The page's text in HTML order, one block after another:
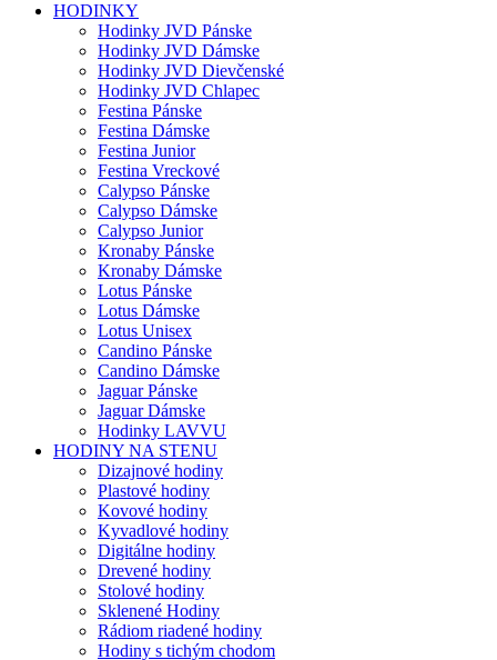
HODINKY
Hodinky JVD Pánske
Hodinky JVD Dámske
Hodinky JVD Dievčenské
Hodinky JVD Chlapec
Festina Pánske
Festina Dámske
Festina Junior
Festina Vreckové
Calypso Pánske
Calypso Dámske
Calypso Junior
Kronaby Pánske
Kronaby Dámske
Lotus Pánske
Lotus Dámske
Lotus Unisex
Candino Pánske
Candino Dámske
Jaguar Pánske
Jaguar Dámske
Hodinky LAVVU
HODINY NA STENU
Dizajnové hodiny
Plastové hodiny
Kovové hodiny
Kyvadlové hodiny
Digitálne hodiny
Drevené hodiny
Stolové hodiny
Sklenené Hodiny
Rádiom riadené hodiny
Hodiny s tichým chodom